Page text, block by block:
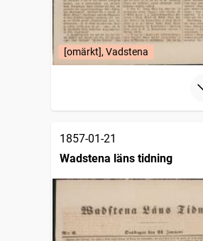
[omärkt], Vadstena
1857-01-21
Wadstena läns tidning